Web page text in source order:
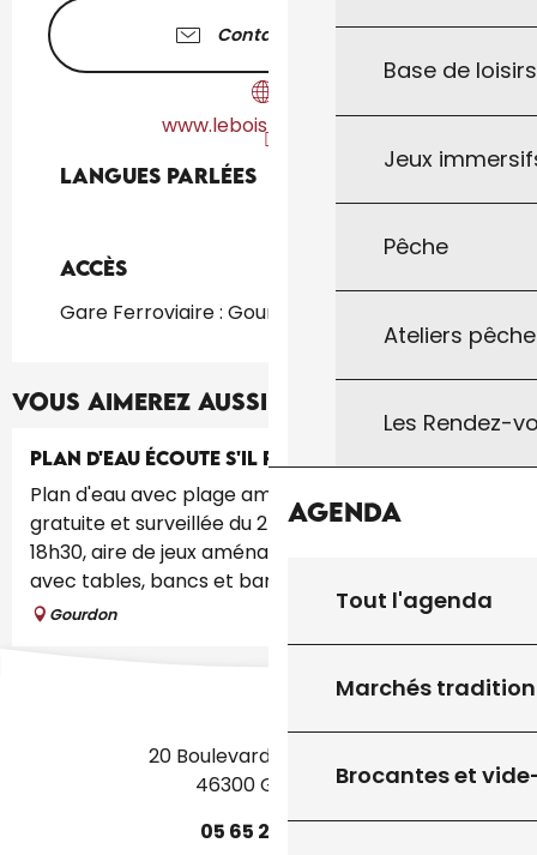
Base de
Jeux
Pêche
Ateliers
Les Rendez-
Agenda
Tout l'agenda
Marchés
Brocantes et
Contactez-nous
www.lebois-deselfes.fr
Langues parlées
Langues parlées
Accès
Accès
Gare Ferroviaire : Gourdon à 2km
Vous aimerez aussi...
PLAN D'EAU ÉCOUTE S'IL PLEUT
Plan d'eau avec plage aménagée : baignade
gratuite et surveillée du 2/07 au 31/08 de 14h30 à
18h30, aire de jeux aménagée, aire de pique nique
avec tables, bancs et barbecue....
Gourdon
20 Boulevard des Martyrs
46300 Gourdon
05 65 27